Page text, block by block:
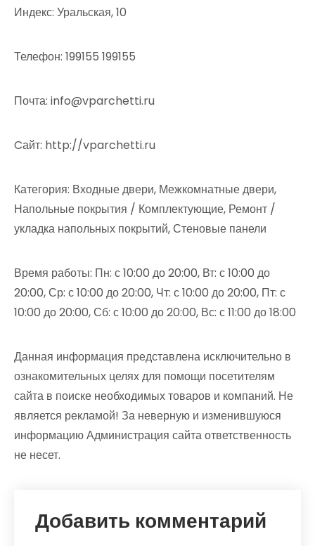
Индекс: Уральская, 10
Телефон: 199155 199155
Почта: info@vparchetti.ru
Cайт: http://vparchetti.ru
Категория: Входные двери, Межкомнатные двери,
Напольные покрытия / Комплектующие, Ремонт /
укладка напольных покрытий, Стеновые панели
Время работы: Пн: с 10:00 до 20:00, Вт: с 10:00 до
20:00, Ср: с 10:00 до 20:00, Чт: с 10:00 до 20:00, Пт: с
10:00 до 20:00, Сб: с 10:00 до 20:00, Вс: с 11:00 до 18:00
Данная информация представлена исключительно в
ознакомительных целях для помощи посетителям
сайта в поиске необходимых товаров и компаний. Не
является рекламой! За неверную и изменившуюся
информацию Администрация сайта ответственность
не несет.
Добавить комментарий